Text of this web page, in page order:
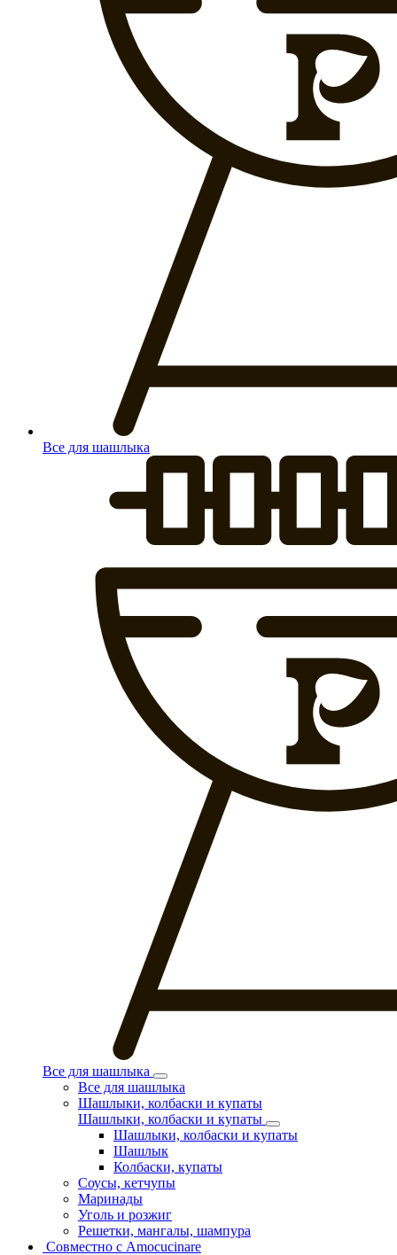
Все для шашлыка
Все для шашлыка
Все для шашлыка
Шашлыки, колбаски и купаты
Шашлыки, колбаски и купаты
Шашлыки, колбаски и купаты
Шашлык
Колбаски, купаты
Соусы, кетчупы
Маринады
Уголь и розжиг
Решетки, мангалы, шампура
Совместно с Amocucinare